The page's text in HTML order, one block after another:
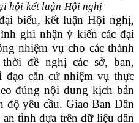
hội kết luận Hội nghị
biểu, kết luận Hội nghị,
ghi nhận ý kiến các đại
nhiệm vụ cho các thành
đề nghị các sở, ban,
đạo căn cứ nhiệm vụ thực
đúng nội dung kịch bản
độ yêu cầu. Giao Ban Dân
tỉnh dựa trên dữ liệu dân